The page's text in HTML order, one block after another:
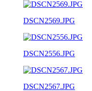
DSCN2569.JPG
DSCN2556.JPG
DSCN2567.JPG